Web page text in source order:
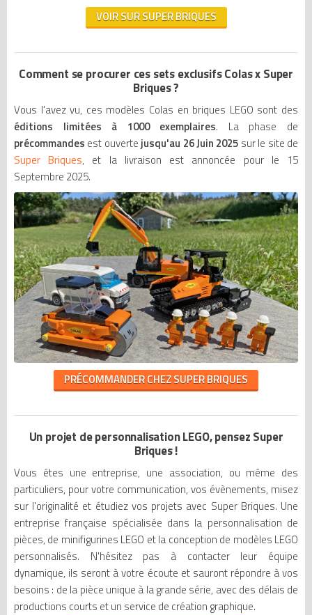
VOIR SUR SUPER BRIQUES
Comment se procurer ces sets exclusifs Colas x Super
Briques ?
Vous l'avez vu, ces modèles Colas en briques LEGO sont des
éditions limitées à 1000 exemplaires. La phase de
précommandes est ouvertejusqu'au 26 Juin 2025 sur le site de
Super Briques, et la livraison est annoncée pour le 15
Septembre 2025.
PRÉCOMMANDER CHEZ SUPER BRIQUES
Un projet de personnalisation LEGO, pensez Super
Briques !
Vous êtes une entreprise, une association, ou même des
particuliers, pour votre communication, vos évènements, misez
sur l'originalité et étudiez vos projets avec Super Briques. Une
entreprise française spécialisée dans la personnalisation de
pièces, de minifigurines LEGO et la conception de modèles LEGO
personnalisés. N'hésitez pas à contacter leur équipe
dynamique, ils seront à votre écoute et sauront répondre à vos
besoins : de la pièce unique à la grande série, avec des délais de
productions courts et un service de création graphique.